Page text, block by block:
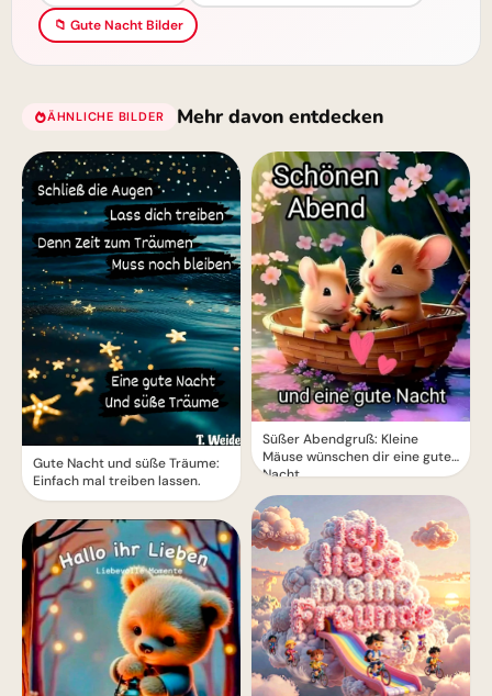
📁 Gute Nacht Bilder
ÄHNLICHE BILDER Mehr davon entdecken
Gute Nacht und süße Träume:
Einfach mal treiben lassen.
Süßer Abendgruß: Kleine
Mäuse wünschen dir eine gute
Nacht